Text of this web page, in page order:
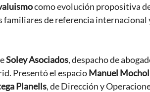
como evolución propositiva
familiares de referencia internacional
Soley Asociados, despacho de
Presentó el espacio Manuel
Planells, de Dirección y